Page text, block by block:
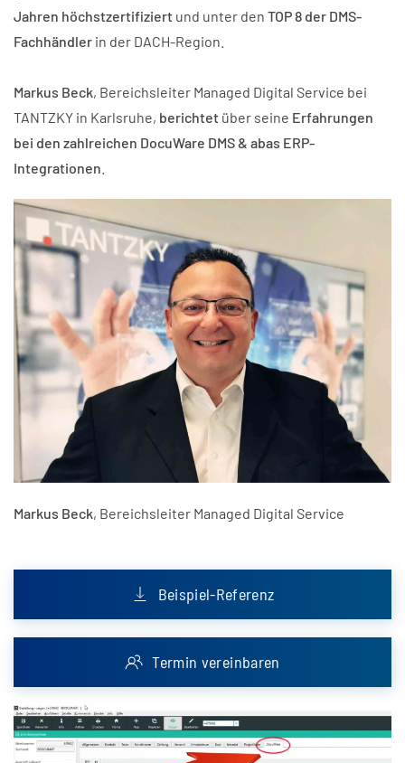
Jahren höchstzertifiziert und unter den TOP 8 der DMS-
Fachhändler in der DACH-Region.
Markus Beck, Bereichsleiter Managed Digital Service bei
TANTZKY in Karlsruhe, berichtet über seine Erfahrungen
bei den zahlreichen DocuWare DMS & abas ERP-
Integrationen
Markus Beck, Bereichsleiter Managed Digital Service
Beispiel-Referenz
Termin vereinbaren